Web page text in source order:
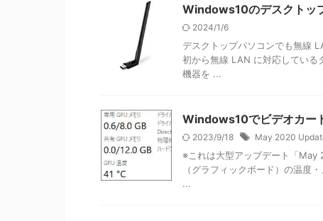
Windows10のデスクトッ
2024/1/6
デスクトップパソコンでも無線
初から無線 LAN に対応している
機器を ...
Windows10でビデオカー
2023/9/18 May 2020
※これは大型アップデート「
（グラフィックボード）の温度
...